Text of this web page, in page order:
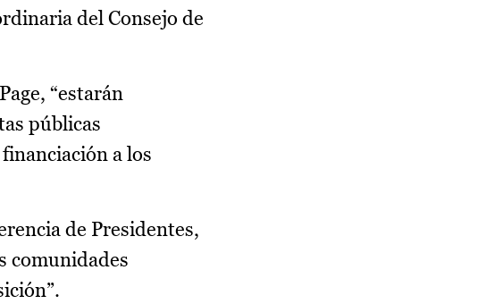
del Consejo de
“estarán
públicas
a los
de Presidentes,
comunidades